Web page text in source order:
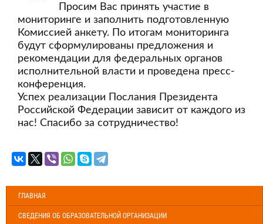
Просим Вас принять участие в
мониторинге и заполнить подготовленную
Комиссией анкету. По итогам мониторинга
будут сформулированы предложения и
рекомендации для федеральных органов
исполнительной власти и проведена пресс-
конференция.
Успех реализации Послания Президента
Российской Федерации зависит от каждого из
нас! Спасибо за сотрудничество!
ГЛАВНАЯ
СВЕДЕНИЯ ОБ ОБРАЗОВАТЕЛЬНОЙ ОРГАНИЗАЦИИ